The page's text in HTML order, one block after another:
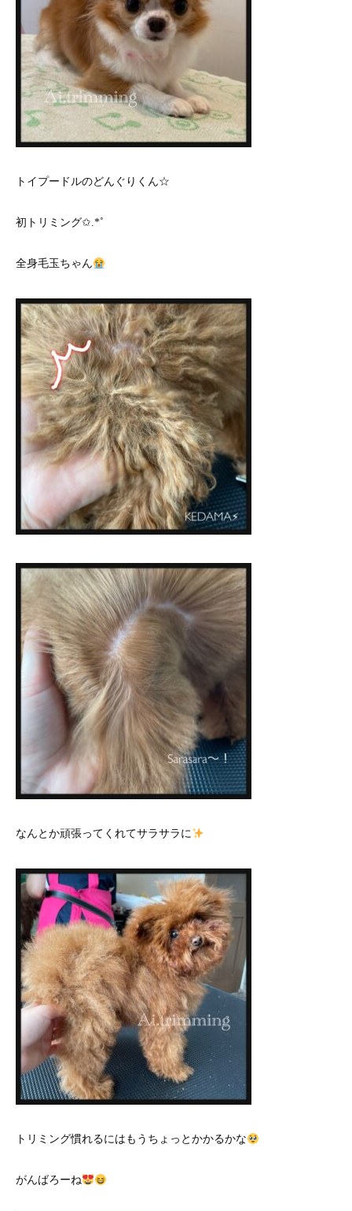
トイプードルのどんぐりくん☆
初トリミング✩.*˚
全身毛玉ちゃん
なんとか頑張ってくれてサラサラに
トリミング慣れるにはもうちょっとかかるかな
がんばろーね